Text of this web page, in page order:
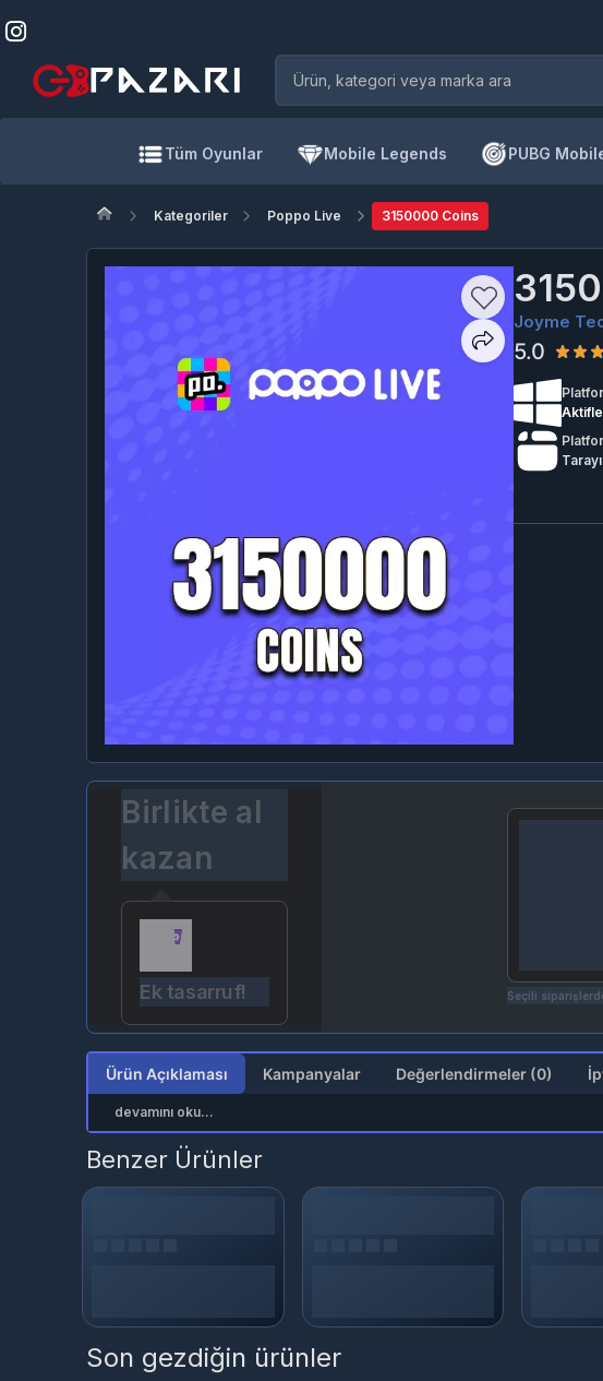
Tüm Oyunlar Mobile Legends PUBG
Kategoriler Poppo Live 3150000 Coins
Joyme
5.0
Birlikte al
kazan
Ek tasarruf! Seçili
Ürün Açıklaması Kampanyalar Değerlendirmeler (0)
devamını oku...
Benzer Ürünler
Son gezdiğin ürünler